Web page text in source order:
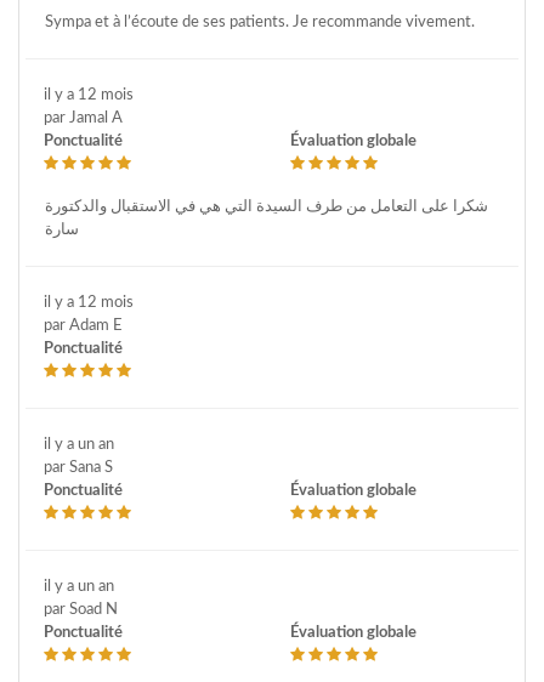
Sympa et à l’écoute de ses patients. Je recommande vivement.
il y a 12 mois
par Jamal A
Ponctualité
Évaluation globale
شكرا على التعامل من طرف السيدة التي هي في الاستقبال والدكتورة
سارة
il y a 12 mois
par Adam E
Ponctualité
il y a un an
par Sana S
Ponctualité
Évaluation globale
il y a un an
par Soad N
Ponctualité
Évaluation globale